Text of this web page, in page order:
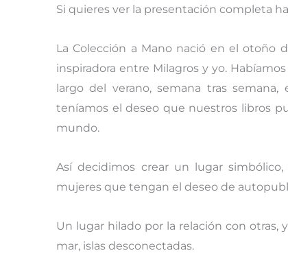
Si quieres ver la presentación completa
La Colección a Mano nació en el otoño
inspiradora entre Milagros y yo.
largo del verano, semana tras
teníamos el deseo que nuestros libros
mundo.
Así decidimos crear un lugar
mujeres que tengan el deseo de
Un lugar hilado por la relación con otras,
mar, islas desconectadas.